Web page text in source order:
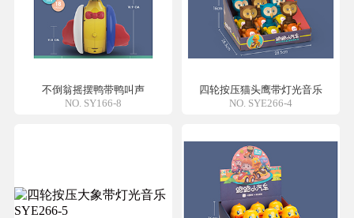
不倒翁摇摆鸭带鸭叫声
NO. SY166-8
四轮按压猫头鹰带灯光音乐
NO. SYE266-4